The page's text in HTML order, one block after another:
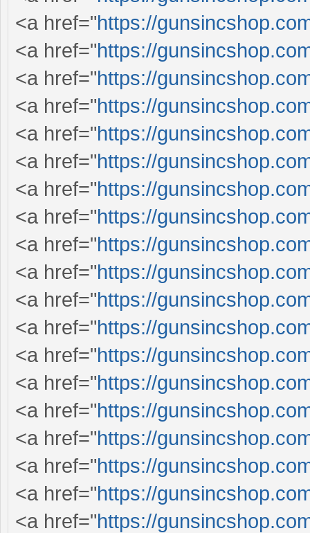
<a href="https://
<a href="https://
<a href="https://
<a href="https://
<a href="https://
<a href="https://
<a href="https://
<a href="https://
<a href="https://
<a href="https://
<a href="https://
<a href="https://
<a href="https://
<a href="https://
<a href="https://
<a href="https://
<a href="https://
<a href="https://
<a href="https://